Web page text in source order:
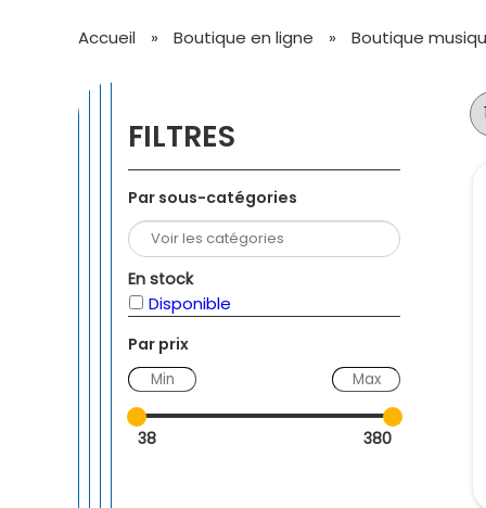
Accueil » Boutique en ligne » Boutique
FILTRES
Par sous-catégories
En stock
Disponible
Par prix
38 380